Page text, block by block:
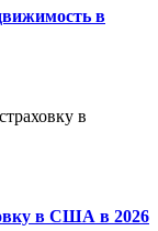
в
в США в 2026